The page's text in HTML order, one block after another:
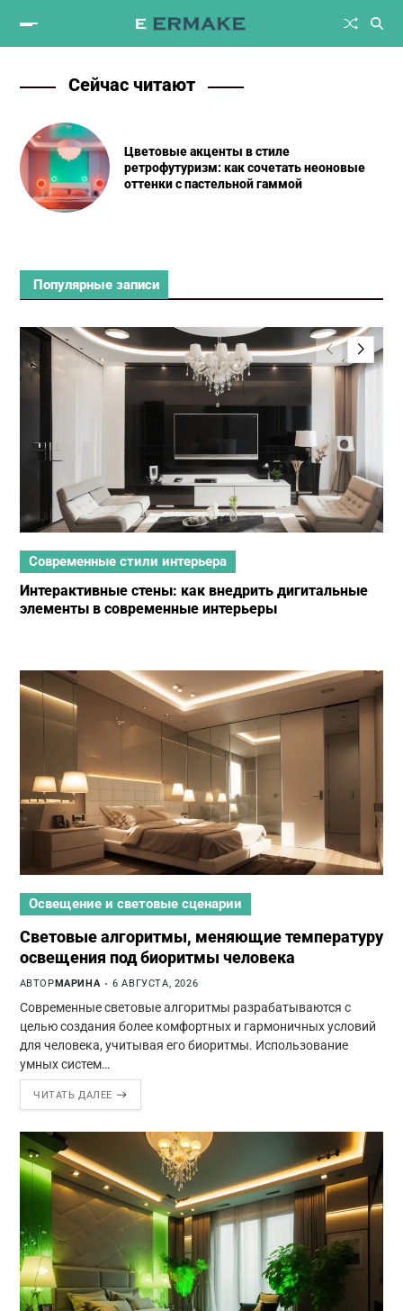
Сейчас читают
Цветовые акценты в стиле
ретрофутуризм: как сочетать неоновые
оттенки с пастельной гаммой
Популярные записи
Современные стили интерьера
Интерактивные стены: как внедрить дигитальные
элементы в современные интерьеры
Освещение и световые сценарии
Световые алгоритмы, меняющие температуру
освещения под биоритмы человека
АВТОР МАРИНА 6 АВГУСТА, 2026
Современные световые алгоритмы разрабатываются с
целью создания более комфортных и гармоничных условий
для человека, учитывая его биоритмы. Использование
умных систем…
ЧИТАТЬ ДАЛЕЕ